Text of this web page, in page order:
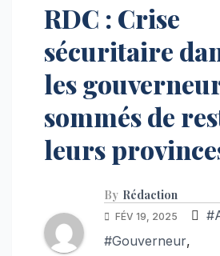
RDC : Crise
sécuritaire
les
sommés de
leurs
By Rédaction
FÉV 19, 2025
#Gouverneur,